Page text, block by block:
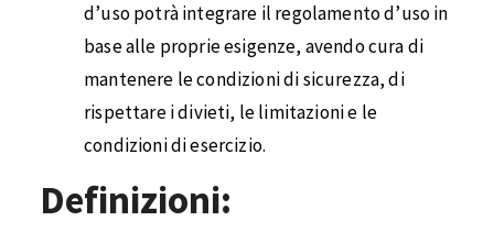
d’uso potrà integrare il regolamento d’uso in
base alle proprie esigenze, avendo cura di
mantenere le condizioni di sicurezza, di
rispettare i divieti, le limitazioni e le
condizioni di esercizio.
Definizioni: